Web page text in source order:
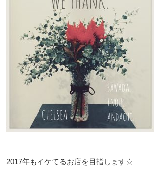
2017年もイケてるお店を目指します☆